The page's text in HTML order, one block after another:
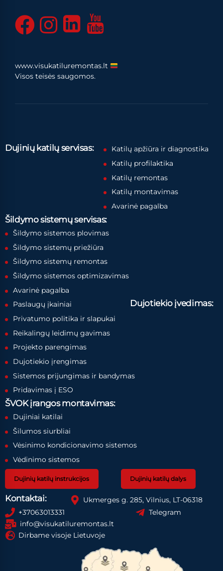
www.visukatiluremontas.lt
Visos teisės saugomos.
Dujinių katilų servisas:
Katilų apžiūra ir diagnostika
Katilų profilaktika
Katilų remontas
Katilų montavimas
Avarinė pagalba
Šildymo sistemų servisas:
Šildymo sistemos plovimas
Šildymo sistemų priežiūra
Šildymo sistemų remontas
Šildymo sistemos optimizavimas
Avarinė pagalba
Paslaugų įkainiai
Privatumo politika ir slapukai
Dujotiekio įvedimas:
Reikalingų leidimų gavimas
Projekto parengimas
Dujotiekio įrengimas
Sistemos prijungimas ir bandymas
Pridavimas į ESO
ŠVOK įrangos montavimas:
Dujiniai katilai
Šilumos siurbliai
Vėsinimo kondicionavimo sistemos
Vėdinimo sistemos
Dujinių katilų instrukcijos Dujinių katilų dalys
Kontaktai:
Ukmerges g. 285, Vilnius, LT-06318
+37063013331
Telegram
info@visukatiluremontas.lt
Dirbame visoje Lietuvoje